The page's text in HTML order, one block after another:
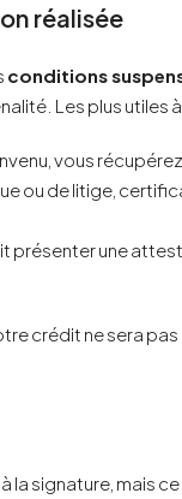
réalisée
conditions
Les plus utiles à
vous
ou de litige,
présenter une
crédit ne sera
à la signature, mais